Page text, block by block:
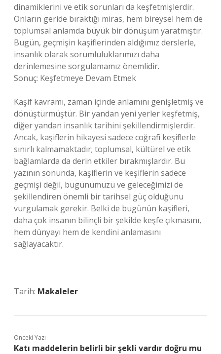
dinamiklerini ve etik sorunları da keşfetmişlerdir.
Onların geride bıraktığı miras, hem bireysel hem de
toplumsal anlamda büyük bir dönüşüm yaratmıştır.
Bugün, geçmişin kaşiflerinden aldığımız derslerle,
insanlık olarak sorumluluklarımızı daha
derinlemesine sorgulamamız önemlidir.
Sonuç: Keşfetmeye Devam Etmek
Kaşif kavramı, zaman içinde anlamını genişletmiş ve
dönüştürmüştür. Bir yandan yeni yerler keşfetmiş,
diğer yandan insanlık tarihini şekillendirmişlerdir.
Ancak, kaşiflerin hikayesi sadece coğrafi keşiflerle
sınırlı kalmamaktadır; toplumsal, kültürel ve etik
bağlamlarda da derin etkiler bırakmışlardır. Bu
yazının sonunda, kaşiflerin ve keşiflerin sadece
geçmişi değil, bugünümüzü ve geleceğimizi de
şekillendiren önemli bir tarihsel güç olduğunu
vurgulamak gerekir. Belki de bugünün kaşifleri,
daha çok insanın bilinçli bir şekilde keşfe çıkmasını,
hem dünyayı hem de kendini anlamasını
sağlayacaktır.
Tarih: Makaleler
Önceki Yazı
Katı maddelerin belirli bir şekli vardır doğru mu